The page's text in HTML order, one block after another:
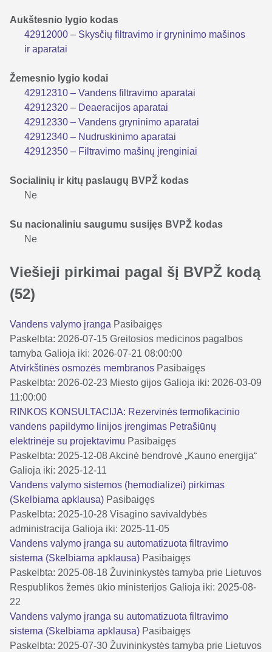
Aukštesnio lygio kodas
42912000 – Skysčių filtravimo ir gryninimo mašinos
ir aparatai
Žemesnio lygio kodai
42912310 – Vandens filtravimo aparatai
42912320 – Deaeracijos aparatai
42912330 – Vandens gryninimo aparatai
42912340 – Nudruskinimo aparatai
42912350 – Filtravimo mašinų įrenginiai
Socialinių ir kitų paslaugų BVPŽ kodas
Ne
Su nacionaliniu saugumu susijęs BVPŽ kodas
Ne
Viešieji pirkimai pagal šį BVPŽ kodą
(52)
Vandens valymo įranga Pasibaigęs
Paskelbta: 2026-07-15 Greitosios medicinos pagalbos
tarnyba Galioja iki: 2026-07-21 08:00:00
Atvirkštinės osmozės membranos Pasibaigęs
Paskelbta: 2026-02-23 Miesto gijos Galioja iki: 2026-03-09
11:00:00
RINKOS KONSULTACIJA: Rezervinės termofikacinio
vandens papildymo linijos įrengimas Petrašiūnų
elektrinėje su projektavimu Pasibaigęs
Paskelbta: 2025-12-08Akcinė bendrovė „Kauno energija“
Galioja iki: 2025-12-11
Vandens valymo sistemos (hemodializei) pirkimas
(Skelbiama apklausa) Pasibaigęs
Paskelbta: 2025-10-28 Visagino savivaldybės
administracija Galioja iki: 2025-11-05
Vandens valymo įranga su automatizuota filtravimo
sistema (Skelbiama apklausa) Pasibaigęs
Paskelbta: 2025-08-18 Žuvininkystės tarnyba prie Lietuvos
Respublikos žemės ūkio ministerijos Galioja iki: 2025-08-
22
Vandens valymo įranga su automatizuota filtravimo
sistema (Skelbiama apklausa) Pasibaigęs
Paskelbta: 2025-07-30 Žuvininkystės tarnyba prie Lietuvos